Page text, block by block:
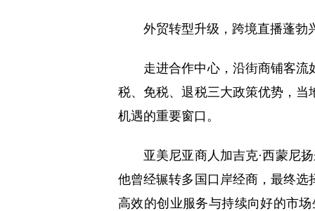
外贸转型升级，跨境直播蓬勃
走进合作中心，沿街商铺客
税、免税、退税三大政策优势，
机遇的重要窗口。
亚美尼亚商人加吉克·西蒙尼
他曾经辗转多国口岸经商，最终
高效的创业服务与持续向好的市